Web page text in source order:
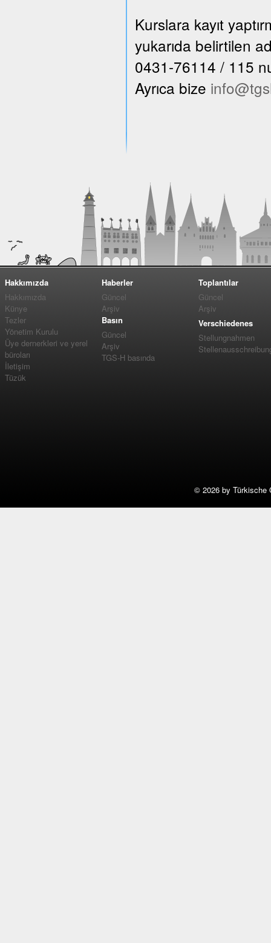
Kurslara kayıt
yukarıda belirtilen
0431-76114 / 115
Ayrıca bize
Hakkımızda
Hakkımızda
Künye
Tezler
Yönetim Kurulu
Üye dernerkleri ve yerel
büroları
İletişim
Tüzük
Haberler
Güncel
Arşiv
Basın
Güncel
Arşiv
TGS-H basında
Toplantılar
Güncel
Arşiv
Verschiedenes
Stellungnahmen
© 2026 by Türkische